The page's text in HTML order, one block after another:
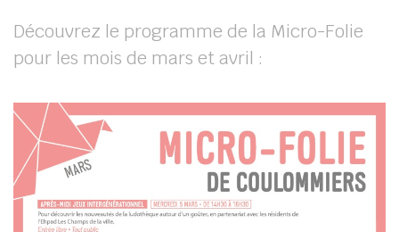
Découvrez le programme de la Micro-Folie
pour les mois de mars et avril :